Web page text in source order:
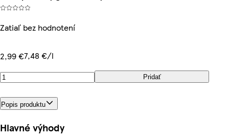
Zatiaľ bez hodnotení
2,99 €7,48 €/l
Pridať
Popis produktu
Hlavné výhody